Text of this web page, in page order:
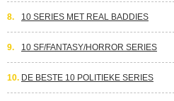
8. 10 SERIES MET REAL BADDIES
9. 10 SF/FANTASY/HORROR SERIES
10. DE BESTE 10 POLITIEKE SERIES